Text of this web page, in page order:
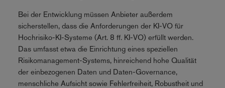
Bei der Entwicklung müssen Anbieter außerdem
sicherstellen, dass die Anforderungen der KI-VO für
Hochrisiko-KI-Systeme (Art. 8 ff. KI-VO) erfüllt werden.
Das umfasst etwa die Einrichtung eines speziellen
Risikomanagement-Systems, hinreichend hohe Qualität
der einbezogenen Daten und Daten-Governance,
menschliche Aufsicht sowie Fehlerfreiheit, Robustheit und